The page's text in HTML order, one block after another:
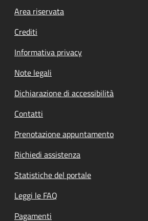
Footer menu
Area riservata
Crediti
Informativa privacy
Note legali
Dichiarazione di accessibilità
Contatti
Prenotazione appuntamento
Richiedi assistenza
Statistiche del portale
Leggi le FAQ
Pagamenti